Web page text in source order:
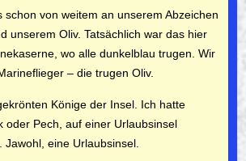
schon von weitem an unserem Abzeichen
unserem Oliv. Tatsächlich war das hier
wo alle dunkelblau trugen. Wir
–die trugen Oliv.
Könige der Insel. Ich hatte
oder Pech, auf einer Urlaubsinsel
Jawohl, eine Urlaubs­insel.